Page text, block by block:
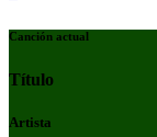
Canción actual
Título
Artista